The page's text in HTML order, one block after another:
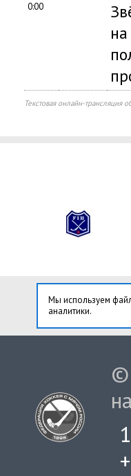
0:00
Текстовая онлайн-трансляция
Мы используем
аналитики.
©
на